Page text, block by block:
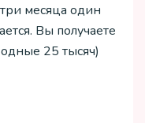
месяца один
Вы получаете
25 тысяч)